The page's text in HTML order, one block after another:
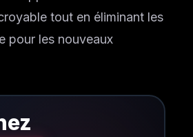
tout en éliminant les
pour les nouveaux